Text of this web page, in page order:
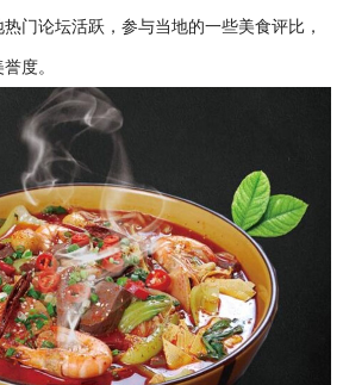
门论坛活跃，参与当地的一些美食评比，
度。